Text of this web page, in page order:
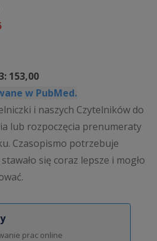
153,00
w PubMed.
i naszych Czytelników do
lub rozpoczęcia prenumeraty
Czasopismo potrzebuje
się coraz lepsze i mogło
prac online